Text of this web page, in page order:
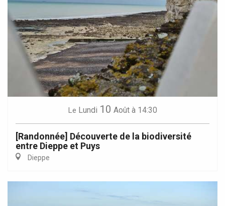
Le Lundi 10 Août à 14:30
[Randonnée] Découverte de la biodiversité
entre Dieppe et Puys
Dieppe